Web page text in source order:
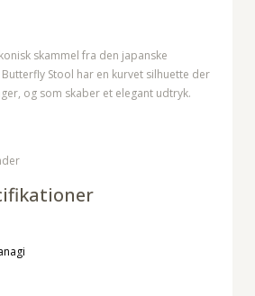
skammel fra den japanske
Stool har en kurvet silhuette der
og som skaber et elegant udtryk.